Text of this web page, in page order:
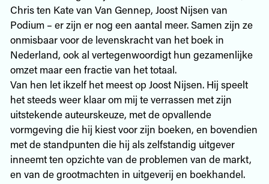
Chris ten Kate van Van Gennep, Joost Nijsen van
Podium – er zijn er nog een aantal meer. Samen zijn ze
onmisbaar voor de levenskracht van het boek in
Nederland, ook al vertegenwoordigt hun gezamenlijke
omzet maar een fractie van het totaal.
Van hen let ikzelf het meest op Joost Nijsen. Hij speelt
het steeds weer klaar om mij te verrassen met zijn
uitstekende auteurskeuze, met de opvallende
vormgeving die hij kiest voor zijn boeken, en bovendien
met de standpunten die hij als zelfstandig uitgever
inneemt ten opzichte van de problemen van de markt,
en van de grootmachten in uitgeverij en boekhandel.